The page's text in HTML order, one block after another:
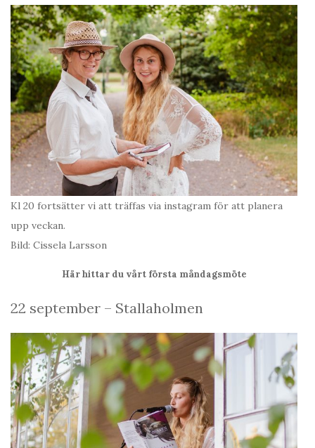
Kl 20 fortsätter vi att träffas via instagram för att planera
upp veckan.
Bild: Cissela Larsson
Här hittar du vårt första måndagsmöte
22 september – Stallaholmen